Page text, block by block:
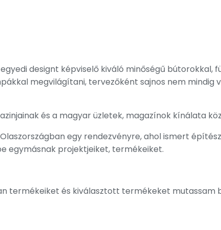
designt képviselő kiváló minőségű bútorokkal,
megvilágítani, tervezőként sajnos nem mindig
és a magyar üzletek, magazínok kínálata
egy rendezvényre, ahol ismert
egymásnak projektjeiket, termékeiket.
termékeiket és kiválasztott termékeket mutassam